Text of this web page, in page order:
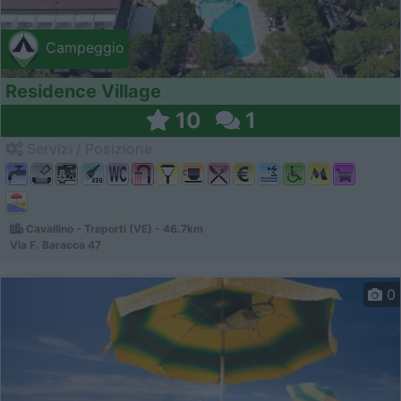
Campeggio
Residence Village
10 1
Cavallino - Treporti (VE) - 46.7km
Via F. Baracca 47
0